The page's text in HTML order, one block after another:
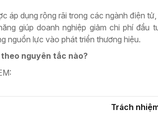
áp dụng rộng rãi trong các ngành điện
giúp doanh nghiệp giảm chi phí đầu
nguồn lực vào phát triển thương hiệu.
nguyên tắc nào?
Trách